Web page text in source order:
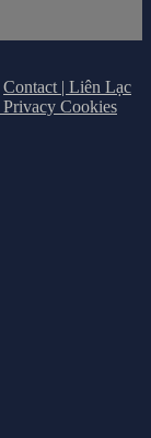
Contact | Liên Lạc
Privacy Cookies